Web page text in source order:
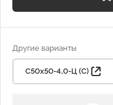
Другие варианты
С50х50-4,0-Ц (С)